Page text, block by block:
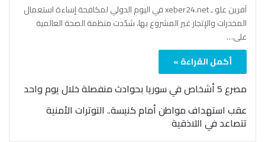
آفرين علو ـ xeber24.net في اليوم الدولي لمكافحة إساءة استعمال
المخدرات والإتجار غير المشروع بها، شدّدت منظمة الصحة العالمية
على…
أكمل القراءة »
مصرع 5 أشخاص في سوريا بحوادث منفصلة خلال يوم واحد
عقب استهداف مواطن أمام كنيسة.. التوترات الأمنية
تتصاعد في اللاذقية